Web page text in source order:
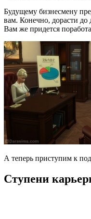
Будущему бизнесмену
вам. Конечно, дорасти до
Вам же придется
А теперь приступим к
Ступени